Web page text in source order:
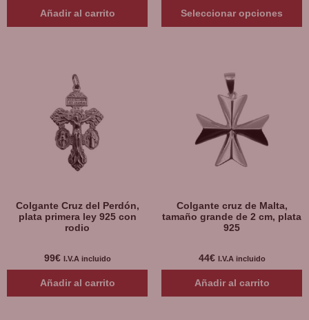
Añadir al carrito Seleccionar opciones
Colgante Cruz del Perdón,
plata primera ley 925 con
rodio
99€ I.V.A incluido
Añadir al carrito
Colgante cruz de Malta,
tamaño grande de 2 cm, plata
925
44€ I.V.A incluido
Añadir al carrito